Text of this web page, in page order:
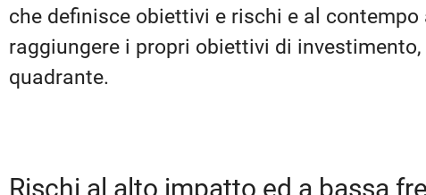
che definisce obiettivi e rischi e al
raggiungere i propri obiettivi di
quadrante.
Rischi al alto impatto ed a bassa